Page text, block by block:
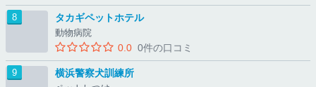
タカギペットホテル
動物病院
0.0 0件の口コミ
横浜警察犬訓練所